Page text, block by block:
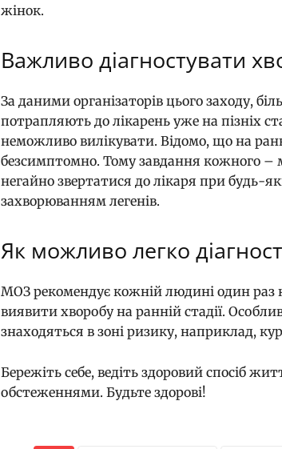
жінок.
Важливо діагностувати
За даними організаторів цього заходу,
потрапляють до лікарень уже на пізніх
неможливо вилікувати. Відомо, що на
безсимптомно. Тому завдання кожного –
негайно звертатися до лікаря при будь-
захворюванням легенів.
Як можливо легко
МОЗ рекомендує кожній людині один раз
виявити хворобу на ранній стадії.
знаходяться в зоні ризику, наприклад,
Бережіть себе, ведіть здоровий спосіб
обстеженнями. Будьте здорові!